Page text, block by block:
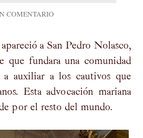
COMENTARIO
a San Pedro Nolasco,
que fundara una comunidad
a auxiliar a los cautivos que
Esta advocación mariana
por el resto del mundo.